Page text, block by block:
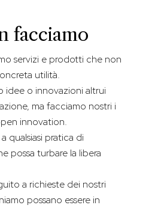
facciamo
servizi e prodotti che non
utilità.
idee o innovazioni altrui
ma facciamo nostri i
innovation.
qualsiasi pratica di
possa turbare la libera
a richieste dei nostri
possano essere in